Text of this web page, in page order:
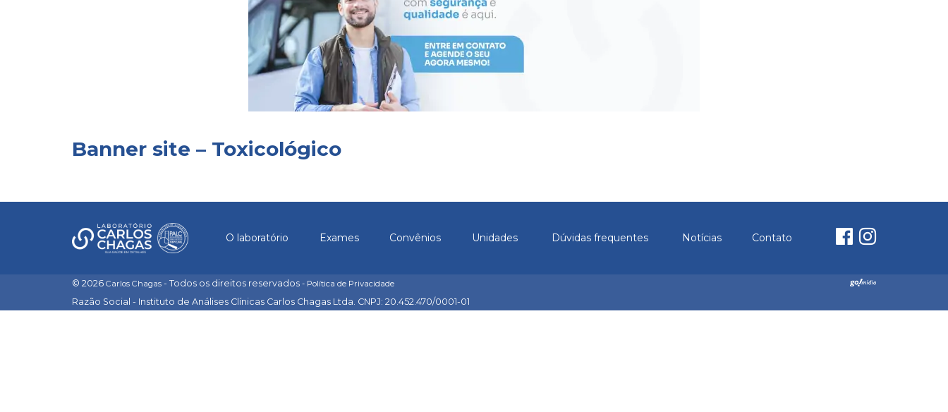
Banner site – Toxicológico
O laboratório Exames Convênios Unidades Dúvidas frequentes Notícias Contato
© 2026 Carlos Chagas - Todos os direitos reservados - Política de Privacidade
Razão Social - Instituto de Análises Clínicas Carlos Chagas Ltda. CNPJ: 20.452.470/0001-01